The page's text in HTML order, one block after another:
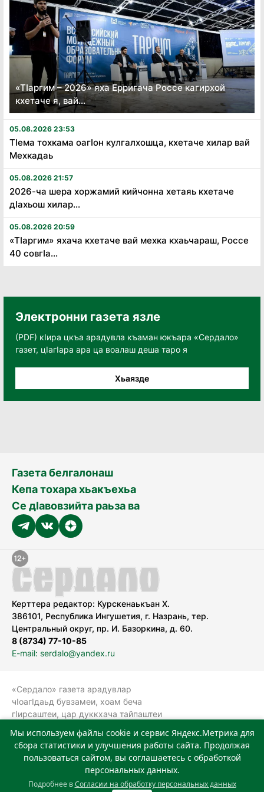
«Тӏаргим – 2026» яха Ерригача Россе кагирхой
кхетаче я, вай...
05.08.2026 23:53
Тӏема тохкама оагӏон кулгалхошца, кхетаче хилар вай
Мехкадаь
05.08.2026 21:57
2026-ча шера хоржамий кийчонна хетаяь кхетаче
дӏахьош хилар...
05.08.2026 20:59
«Тӏаргим» яхача кхетаче вай мехка кхаьчараш, Россе
40 совгӏа...
Электронни газета язле
(PDF) кӀира цкъа арадувла къаман юкъара «Сердало»
газет, цӀагӀара ара ца воалаш деша таро я
Хьаязде
Газета белгалонаш
Кепа тохара хьакъехьа
Се дӀавовзийта раьза ва
Керттера редактор: Курскенаькъан Х.
386101, Республика Ингушетия, г. Назрань, тер.
Центральный округ, пр. И. Базоркина, д. 60.
8 (8734) 77-10-85
E-mail: serdalo@yandex.ru
«Сердало» газета арадувлар
чIоагIдаьд бувзамеи, хоам беча
гIирсаштеи, цар дуккхача тайпаштеи
болхлоша (Роскомнадзор).
Реестровая запись СМИ: ЭЛ № ФС 77-
78323 от 15.05.2020 г. Учредитель:
Государственное автономное
учреждение «Издательский дом
Мы используем файлы cookie и сервис Яндекс.Метрика для
сбора статистики и улучшения работы сайта. Продолжая
пользоваться сайтом, вы соглашаетесь с обработкой
персональных данных.
Подробнее вСогласии на обработку персональных данных